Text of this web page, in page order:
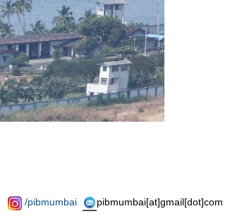
/pibmumbai pibmumbai[at]gmail[dot]com